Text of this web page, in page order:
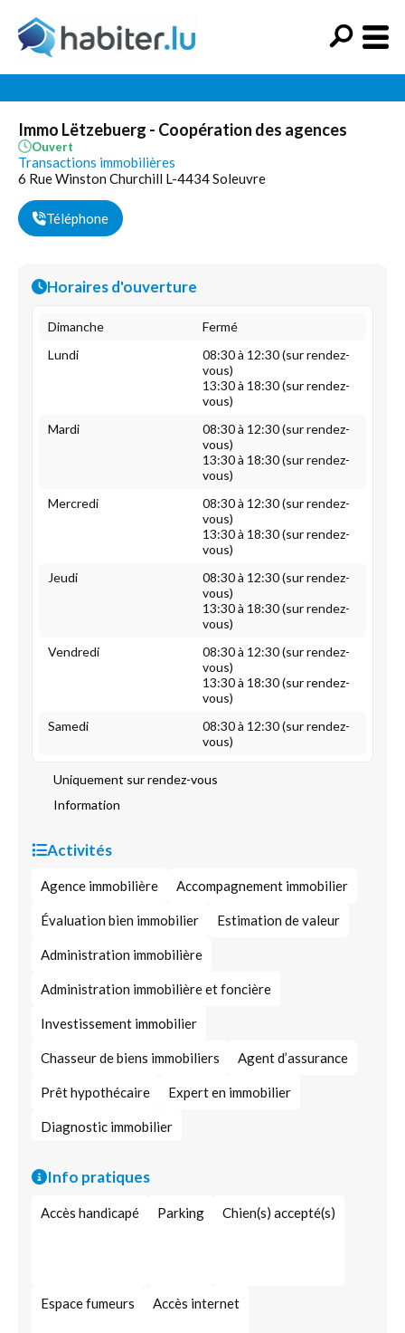
Immo Lëtzebuerg - Coopération des agences
Ouvert
Transactions immobilières
6 Rue Winston Churchill L-4434 Soleuvre
Téléphone
Horaires d'ouverture
Dimanche
Fermé
Lundi
08:30 à 12:30 (sur rendez-
vous)
13:30 à 18:30 (sur rendez-
vous)
Mardi
08:30 à 12:30 (sur rendez-
vous)
13:30 à 18:30 (sur rendez-
vous)
Mercredi
08:30 à 12:30 (sur rendez-
vous)
13:30 à 18:30 (sur rendez-
vous)
Jeudi
08:30 à 12:30 (sur rendez-
vous)
13:30 à 18:30 (sur rendez-
vous)
Vendredi
08:30 à 12:30 (sur rendez-
vous)
13:30 à 18:30 (sur rendez-
vous)
Samedi
08:30 à 12:30 (sur rendez-
vous)
Uniquement sur rendez-vous
Information
Activités
Agence immobilière Accompagnement immobilier
Évaluation bien immobilier Estimation de valeur
Administration immobilière
Administration immobilière et foncière
Investissement immobilier
Chasseur de biens immobiliers Agent d’assurance
Prêt hypothécaire Expert en immobilier
Diagnostic immobilier
Info pratiques
Accès handicapé Parking Chien(s) accepté(s)
Espace fumeurs Accès internet